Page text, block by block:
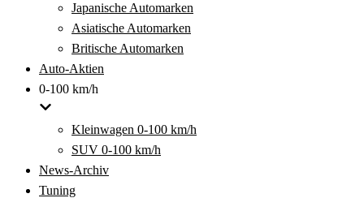
Japanische Automarken
Asiatische Automarken
Britische Automarken
Auto-Aktien
0-100 km/h
Kleinwagen 0-100 km/h
SUV 0-100 km/h
News-Archiv
Tuning